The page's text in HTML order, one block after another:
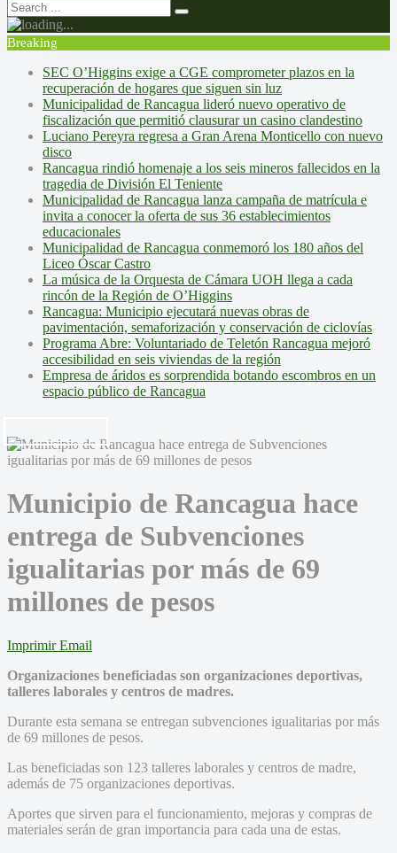
Breaking
SEC O’Higgins exige a CGE comprometer plazos en la
recuperación de hogares que siguen sin luz
Municipalidad de Rancagua lideró nuevo operativo de
fiscalización que permitió clausurar un casino clandestino
Luciano Pereyra regresa a Gran Arena Monticello con nuevo
disco
Rancagua rindió homenaje a los seis mineros fallecidos en la
tragedia de División El Teniente
Municipalidad de Rancagua lanza campaña de matrícula e
invita a conocer la oferta de sus 36 establecimientos
educacionales
Municipalidad de Rancagua conmemoró los 180 años del
Liceo Óscar Castro
La música de la Orquesta de Cámara UOH llega a cada
rincón de la Región de O’Higgins
Rancagua: Municipio ejecutará nuevas obras de
pavimentación, semaforización y conservación de ciclovías
Programa Abre: Voluntariado de Teletón Rancagua mejoró
accesibilidad en seis viviendas de la región
Empresa de áridos es sorprendida botando escombros en un
espacio público de Rancagua
Municipio de Rancagua hace
entrega de Subvenciones
igualitarias por más de 69
millones de pesos
Imprimir Email
Organizaciones beneficiadas son organizaciones deportivas,
talleres laborales y centros de madres.
Durante esta semana se entregan subvenciones igualitarias por más
de 69 millones de pesos.
Las beneficiadas son 123 talleres laborales y centros de madre,
además de 75 organizaciones deportivas.
Aportes que sirven para el funcionamiento, mejoras y compras de
materiales serán de gran importancia para cada una de estas.